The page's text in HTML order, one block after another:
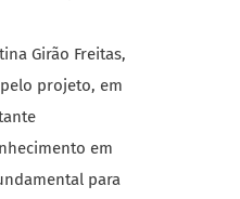
Girão Freitas,
projeto, em
em
para